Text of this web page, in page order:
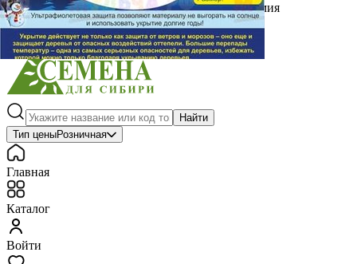
Средства защиты, удобрения, добавки, химия
Обустройство сада, декор
Найти
Тип ценыРозничная
Главная
Каталог
Войти